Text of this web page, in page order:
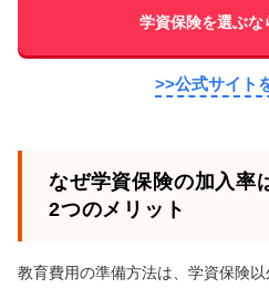
学資保険を選ぶな
>>公式サイト
なぜ学資保険の加入率
2つのメリット
教育費用の準備方法は、学資保険